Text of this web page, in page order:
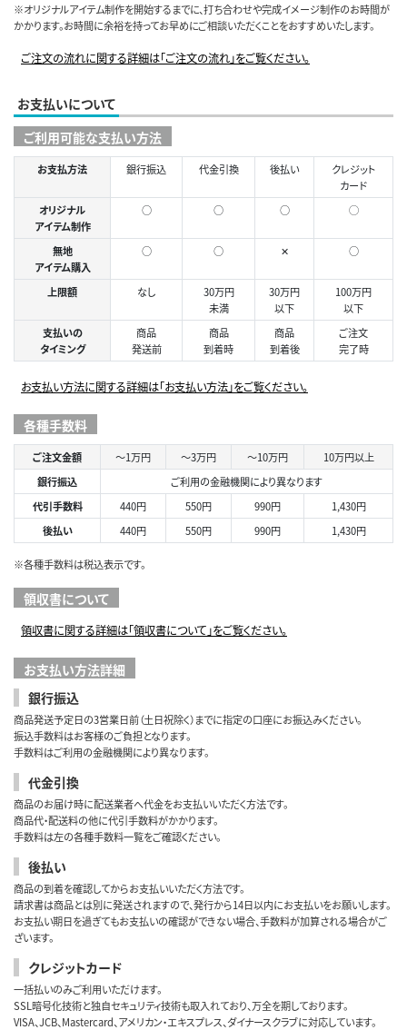
※オリジナルアイテム制作を開始するまでに、打ち合わせや完成イメージ制作のお時間が
かかります。お時間に余裕を持ってお早めにご相談いただくことをおすすめいたします。
ご注文の流れに関する詳細は「ご注文の流れ」をご覧ください。
お支払いについて
ご利用可能な支払い方法
お支払方法 銀行振込 代金引換 後払い
クレジット
カード
オリジナル
アイテム制作
○ ○ ○ ◯
無地
アイテム購入
○ ○ ✕ ○
上限額 なし
30万円
未満
30万円
以下
100万円
以下
支払いの
タイミング
商品
発送前
商品
到着時
商品
到着後
ご注文
完了時
お支払い方法に関する詳細は「お支払い方法」をご覧ください。
各種手数料
ご注文金額 ～1万円 ～3万円 ～10万円
10万円以上
銀行振込
ご利用の金融機関により異なります
代引手数料
440円 550円 990円
1,430円
後払い
440円 550円 990円 1,430円
※各種手数料は税込表示です。
領収書について
領収書に関する詳細は「領収書について」をご覧ください。
お支払い方法詳細
銀行振込
商品発送予定日の3営業日前（土日祝除く）までに指定の口座にお振込みください。
振込手数料はお客様のご負担となります。
手数料はご利用の金融機関により異なります。
代金引換
商品のお届け時に配送業者へ代金をお支払いいただく方法です。
商品代・配送料の他に代引手数料がかかります。
手数料は左の各種手数料一覧をご確認ください。
後払い
商品の到着を確認してからお支払いいただく方法です。
請求書は商品とは別に発送されますので、発行から14日以内にお支払いをお願いします。
お支払い期日を過ぎてもお支払いの確認ができない場合、手数料が加算される場合がご
ざいます。
クレジットカード
一括払いのみご利用いただけます。
SSL暗号化技術と独自セキュリティ技術も取入れており、万全を期しております。
VISA、JCB、Mastercard、アメリカン・エキスプレス、ダイナースクラブに対応しています。